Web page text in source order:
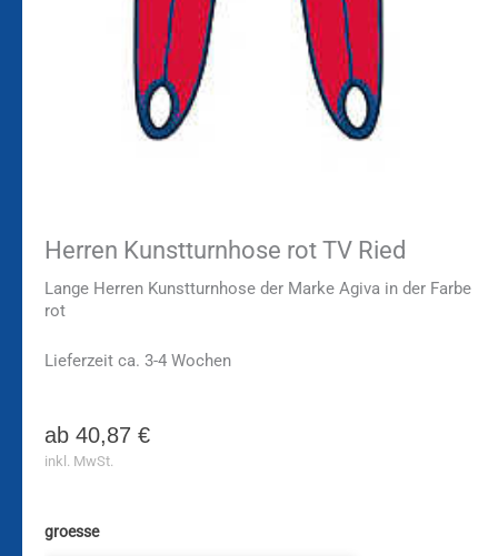
Herren Kunstturnhose rot TV Ried
Lange Herren Kunstturnhose der Marke Agiva in der Farbe
rot
Lieferzeit ca. 3-4 Wochen
ab 40,87 €
inkl. MwSt.
groesse